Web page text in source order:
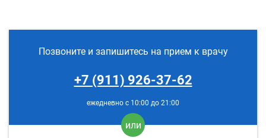
Позвоните и запишитесь на прием к врачу
+7 (911) 926-37-62
ежедневно с 10:00 до 21:00
или